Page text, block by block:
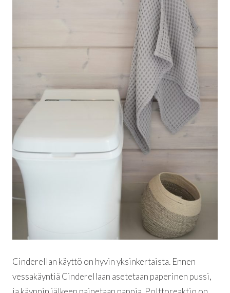
Cinderellan käyttö on hyvin yksinkertaista. Ennen
vessakäyntiä Cinderellaan asetetaan paperinen pussi,